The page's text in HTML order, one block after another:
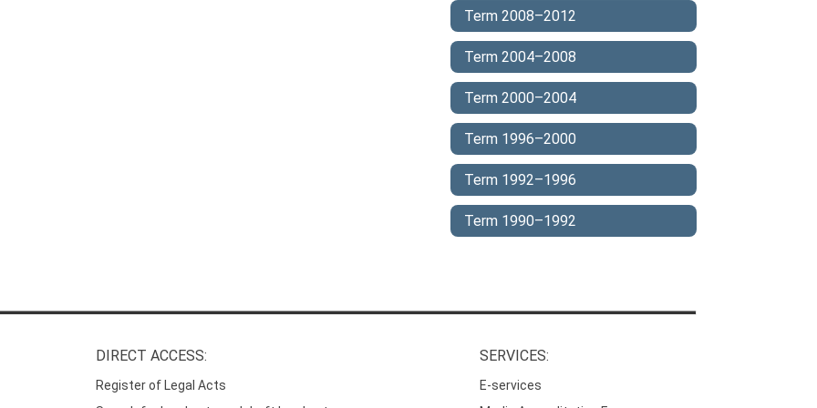
Term 2008–2012
Term 2004–2008
Term 2000–2004
Term 1996–2000
Term 1992–1996
Term 1990–1992
DIRECT ACCESS:
Register of Legal Acts
SERVICES:
E-services